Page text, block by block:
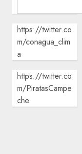
https://twitter.co
m/conagua_clim
a
https://twitter.co
m/PiratasCampe
che